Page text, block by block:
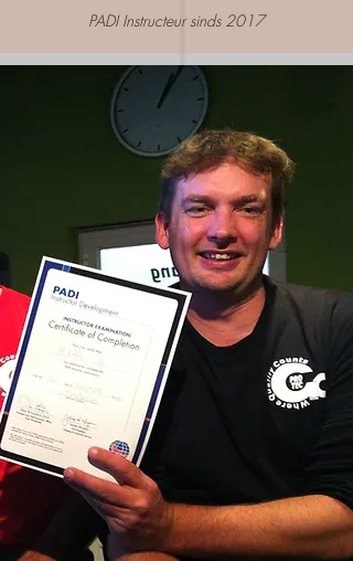
PADI Instructeur sinds 2017